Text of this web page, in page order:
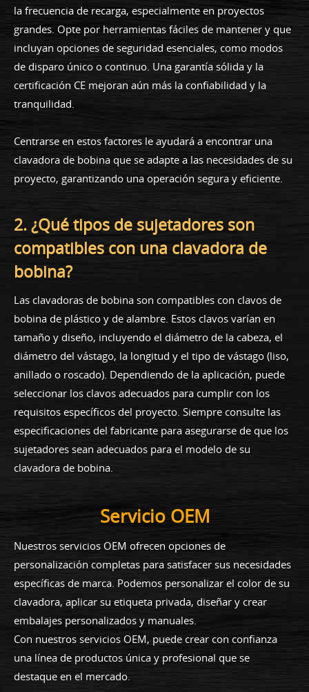
la frecuencia de recarga, especialmente en proyectos
grandes. Opte por herramientas fáciles de mantener y que
incluyan opciones de seguridad esenciales, como modos
de disparo único o continuo. Una garantía sólida y la
certificación CE mejoran aún más la confiabilidad y la
tranquilidad.
Centrarse en estos factores le ayudará a encontrar una
clavadora de bobina que se adapte a las necesidades de su
proyecto, garantizando una operación segura y eficiente.
2. ¿Qué tipos de sujetadores son
compatibles con una clavadora de
bobina?
Las clavadoras de bobina son compatibles con clavos de
bobina de plástico y de alambre. Estos clavos varían en
tamaño y diseño, incluyendo el diámetro de la cabeza, el
diámetro del vástago, la longitud y el tipo de vástago (liso,
anillado o roscado). Dependiendo de la aplicación, puede
seleccionar los clavos adecuados para cumplir con los
requisitos específicos del proyecto. Siempre consulte las
especificaciones del fabricante para asegurarse de que los
sujetadores sean adecuados para el modelo de su
clavadora de bobina.
Servicio OEM
Nuestros servicios OEM ofrecen opciones de
personalización completas para satisfacer sus necesidades
específicas de marca. Podemos personalizar el color de su
clavadora, aplicar su etiqueta privada, diseñar y crear
embalajes personalizados y manuales.
Con nuestros servicios OEM, puede crear con confianza
una línea de productos única y profesional que se
destaque en el mercado.